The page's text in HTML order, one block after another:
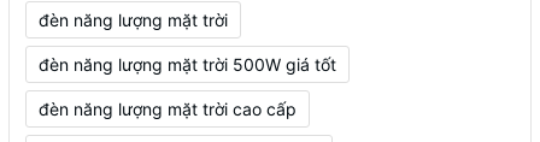
đèn năng lượng mặt trời
đèn năng lượng mặt trời 500W giá tốt
đèn năng lượng mặt trời cao cấp